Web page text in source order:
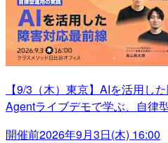
【9/3（木）東京】AIを活用し
Agentライブデモで学ぶ、自律
開催前2026年9月3日(木) 16:00